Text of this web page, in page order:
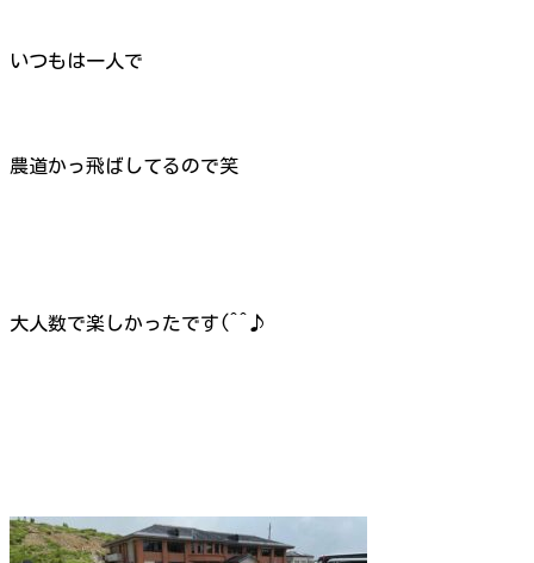
いつもは一人で
農道かっ飛ばしてるので笑
大人数で楽しかったです(^^♪